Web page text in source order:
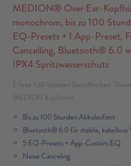
MEDION® Over Ear-
monochrom, bis zu 100
EQ-Presets + 1 App-Preset,
Cancelling, Bluetooth® 6.0
IPX4 Spritzwasserschutz
Erlebe 100 Stunden Soundfreiheit.
MEDION Kopfhörer.
Bis zu 100 Stunden Akkulaufzeit
Bluetooth® 6.0 für stabile, kabellose
5 EQ-Presets + App-Custom EQ
Noise Canceling